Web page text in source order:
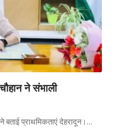
ने संभाली
प्राथमिकताएं देहरादून। …